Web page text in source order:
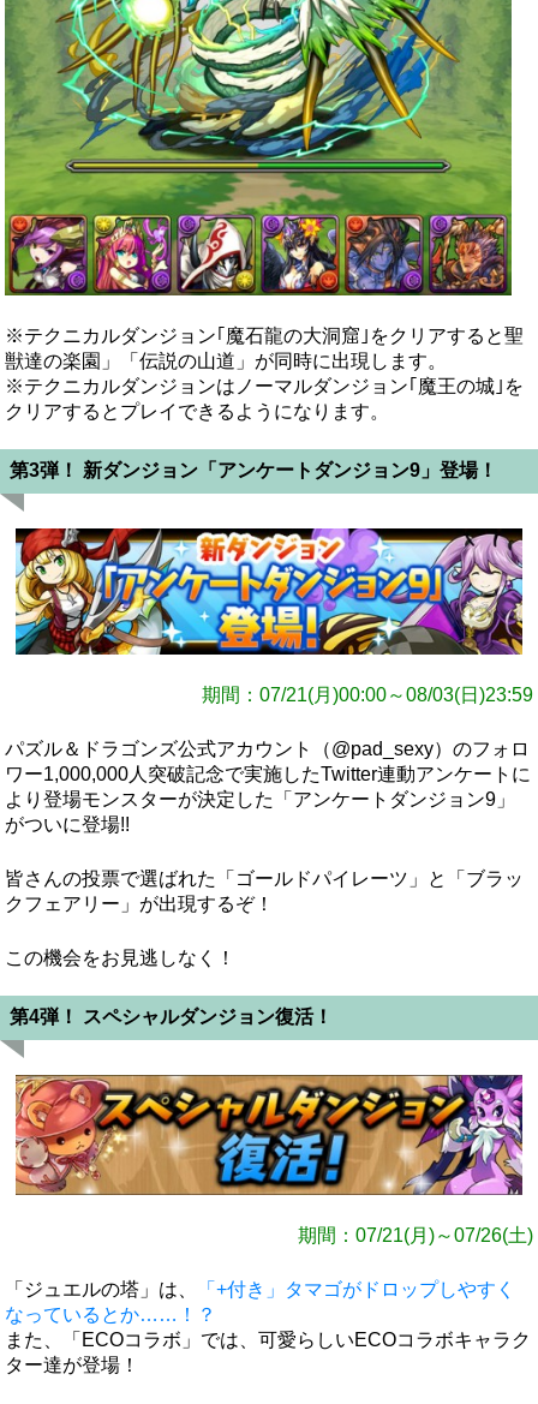
※テクニカルダンジョン｢魔石龍の大洞窟｣をクリアすると聖
獣達の楽園」「伝説の山道」が同時に出現します。
※テクニカルダンジョンはノーマルダンジョン｢魔王の城｣を
クリアするとプレイできるようになります。
第3弾！ 新ダンジョン「アンケートダンジョン9」登場！
期間：07/21(月)00:00～08/03(日)23:59
パズル＆ドラゴンズ公式アカウント（@pad_sexy）のフォロ
ワー1,000,000人突破記念で実施したTwitter連動アンケートに
より登場モンスターが決定した「アンケートダンジョン9」
がついに登場!!
皆さんの投票で選ばれた「ゴールドパイレーツ」と「ブラッ
クフェアリー」が出現するぞ！
この機会をお見逃しなく！
第4弾！ スペシャルダンジョン復活！
期間：07/21(月)～07/26(土)
「ジュエルの塔」は、
「+付き」タマゴがドロップしやすく
なっているとか……！？
また、「ECOコラボ」では、可愛らしいECOコラボキャラク
ター達が登場！